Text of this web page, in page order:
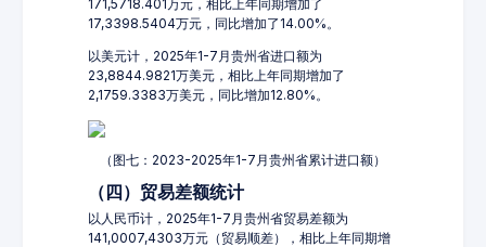
171,5718.401万元，相比上年同期增加了
17,3398.5404万元，同比增加了14.00%。
以美元计，2025年1-7月贵州省进口额为
23,8844.9821万美元，相比上年同期增加了
2,1759.3383万美元，同比增加12.80%。
（图七：2023-2025年1-7月贵州省累计进口额）
（四）贸易差额统计
以人民币计，2025年1-7月贵州省贸易差额为
141,0007,4303万元（贸易顺差），相比上年同期增